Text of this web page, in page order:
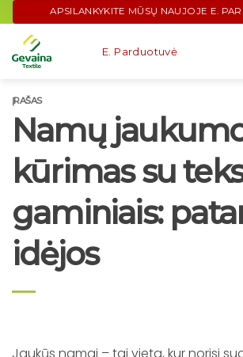
to
content
APSILANKYKITE MŪSŲ NAUJOJE E.
E. Parduotuvė
ĮRAŠAS
Namų
kūrimas su
gaminiais:
idėjos
Jaukūs namai – tai vieta, kur norisi